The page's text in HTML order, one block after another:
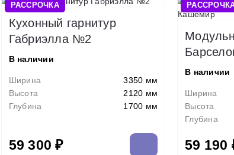
РАССРОЧКА
Кухонный гарнитур
Габриэлла №2
В наличии
Ширина
3350 мм
Высота
2120 мм
Глубина
1700 мм
59 300 ₽
В наличии
Ширина
Высота
Глубина
59 190